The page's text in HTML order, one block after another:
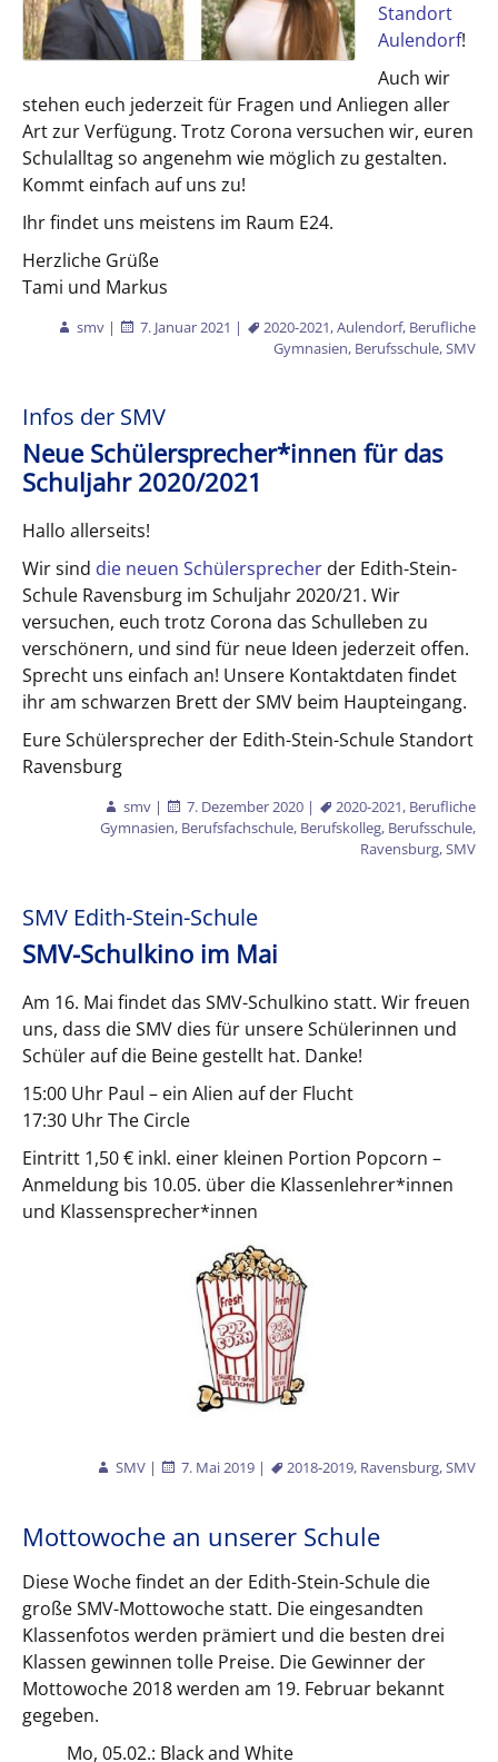
Standort
Aulendorf!
Auch wir
stehen euch jederzeit für Fragen und Anliegen aller
Art zur Verfügung. Trotz Corona versuchen wir, euren
Schulalltag so angenehm wie möglich zu gestalten.
Kommt einfach auf uns zu!
Ihr findet uns meistens im Raum E24.
Herzliche Grüße
Tami und Markus
smv | 7. Januar 2021 | 2020-2021,Aulendorf, Berufliche
Gymnasien, Berufsschule,SMV
Infos der SMV
Neue Schülersprecher*innen für das
Schuljahr 2020/2021
Hallo allerseits!
Wir sind die neuen Schülersprecher der Edith-Stein-
Schule Ravensburg im Schuljahr 2020/21. Wir
versuchen, euch trotz Corona das Schulleben zu
verschönern, und sind für neue Ideen jederzeit offen.
Sprecht uns einfach an! Unsere Kontaktdaten findet
ihr am schwarzen Brett der SMV beim Haupteingang.
Eure Schülersprecher der Edith-Stein-Schule Standort
Ravensburg
smv | 7. Dezember 2020 | 2020-2021, Berufliche
Gymnasien, Berufsfachschule, Berufskolleg, Berufsschule,
Ravensburg,SMV
SMV Edith-Stein-Schule
SMV-Schulkino im Mai
Am 16. Mai findet das SMV-Schulkino statt. Wir freuen
uns, dass die SMV dies für unsere Schülerinnen und
Schüler auf die Beine gestellt hat. Danke!
15:00 Uhr Paul – ein Alien auf der Flucht
17:30 Uhr The Circle
Eintritt 1,50 € inkl. einer kleinen Portion Popcorn –
Anmeldung bis 10.05. über die Klassenlehrer*innen
und Klassensprecher*innen
SMV | 7. Mai 2019 | 2018-2019, Ravensburg,SMV
Mottowoche an unserer Schule
Diese Woche findet an der Edith-Stein-Schule die
große SMV-Mottowoche statt. Die eingesandten
Klassenfotos werden prämiert und die besten drei
Klassen gewinnen tolle Preise. Die Gewinner der
Mottowoche 2018 werden am 19. Februar bekannt
gegeben.
Mo, 05.02.: Black and White